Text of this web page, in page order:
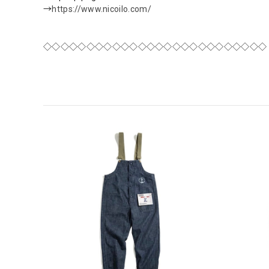
→https://www.nicoilo.com/
◇◇◇◇◇◇◇◇◇◇◇◇◇◇◇◇◇◇◇◇◇◇◇◇◇◇